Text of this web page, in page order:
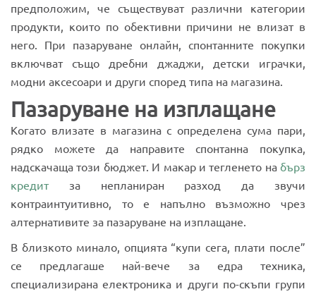
предположим, че съществуват различни категории
продукти, които по обективни причини не влизат в
него. При пазаруване онлайн, спонтанните покупки
включват също дребни джаджи, детски играчки,
модни аксесоари и други според типа на магазина.
Пазаруване на изплащане
Когато влизате в магазина с определена сума пари,
рядко можете да направите спонтанна покупка,
надскачаща този бюджет. И макар и тегленето на бърз
кредитза непланиран разход да звучи
контраинтуитивно, то е напълно възможно чрез
алтернативите за пазаруване на изплащане.
В близкото минало, опцията “купи сега, плати после”
се предлагаше най-вече за едра техника,
специализирана електроника и други по-скъпи групи